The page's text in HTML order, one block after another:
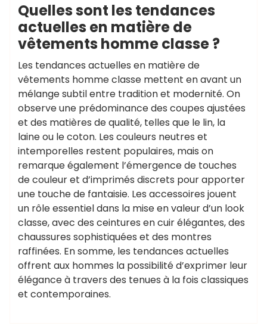
Quelles sont les tendances
actuelles en matière de
vêtements homme classe ?
Les tendances actuelles en matière de
vêtements homme classe mettent en avant un
mélange subtil entre tradition et modernité. On
observe une prédominance des coupes ajustées
et des matières de qualité, telles que le lin, la
laine ou le coton. Les couleurs neutres et
intemporelles restent populaires, mais on
remarque également l’émergence de touches
de couleur et d’imprimés discrets pour apporter
une touche de fantaisie. Les accessoires jouent
un rôle essentiel dans la mise en valeur d’un look
classe, avec des ceintures en cuir élégantes, des
chaussures sophistiquées et des montres
raffinées. En somme, les tendances actuelles
offrent aux hommes la possibilité d’exprimer leur
élégance à travers des tenues à la fois classiques
et contemporaines.